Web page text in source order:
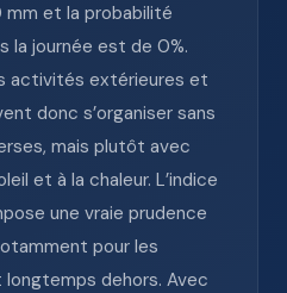
et la probabilité
la journée est de 0%.
activités extérieures et
donc s’organiser sans
mais plutôt avec
et à la chaleur. L’indice
une vraie prudence
pour les
dehors. Avec